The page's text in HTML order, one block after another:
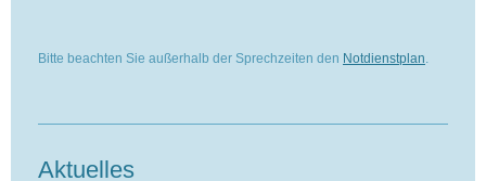
Bitte beachten Sie außerhalb der Sprechzeiten den Notdienstplan
Aktuelles